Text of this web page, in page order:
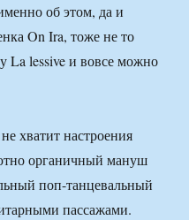
об этом, да и
On Ira, тоже не то
La lessive и вовсе можно
хватит настроения
органичный мануш
поп-танцевальный
пассажами.